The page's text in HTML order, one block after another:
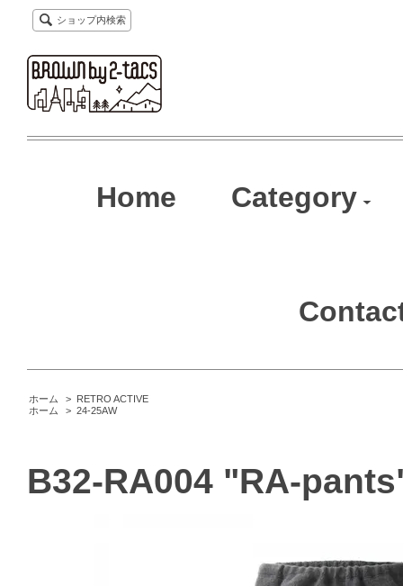
ショップ内検索
Home Category
ホーム > RETRO ACTIVE
ホーム
> 24-25AW
B32-RA004 "RA-